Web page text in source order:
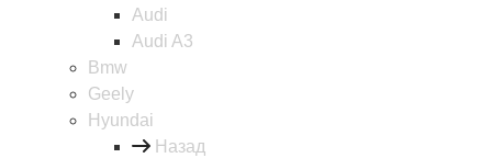
Audi
Audi A3
Bmw
Geely
Hyundai
Назад